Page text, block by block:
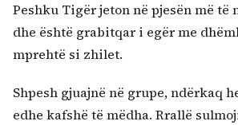
Peshku Tigër jeton në pjesën më të
dhe është grabitqar i egër me
mprehtë si zhilet.
Shpesh gjuajnë në grupe, ndërkaq
edhe kafshë të mëdha. Rrallë